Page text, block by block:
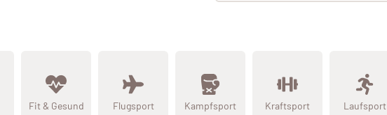
Fit & Gesund Flugsport Kampfsport Kraftsport Laufsport